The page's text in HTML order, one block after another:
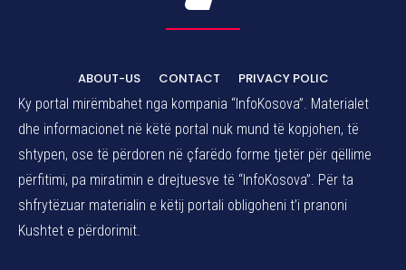
ABOUT-US CONTACT
PRIVACY POLIC
Ky portal mirëmbahet nga kompania “InfoKosova”. Materialet
dhe informacionet në këtë portal nuk mund të kopjohen, të
shtypen, ose të përdoren në çfarëdo forme tjetër për qëllime
përfitimi, pa miratimin e drejtuesve të “InfoKosova”. Për ta
shfrytëzuar materialin e këtij portali obligoheni t’i pranoni
Kushtet e përdorimit.